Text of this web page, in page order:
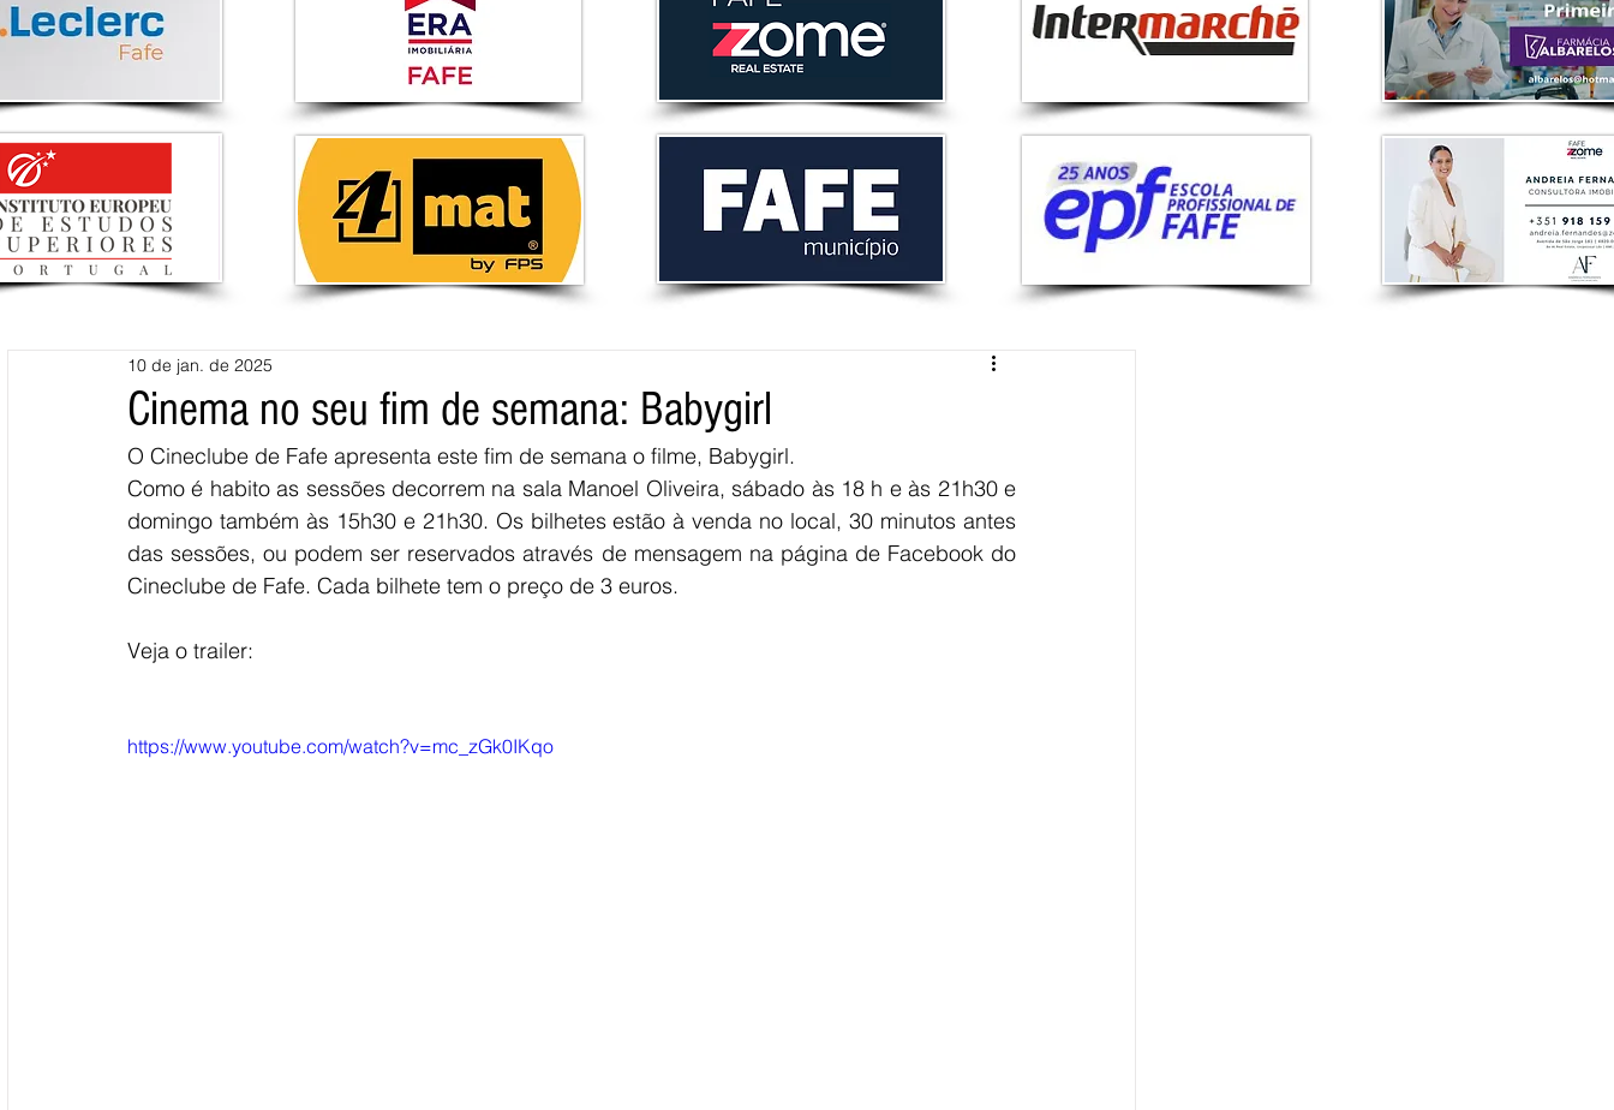
Cinema no seu fim de semana: Babygirl
10 de jan. de 2025
O Cineclube de Fafe apresenta este fim de semana o filme, Babygirl.
Como é habito as sessões decorrem na sala Manoel Oliveira, sábado às 18 h e às 21h30 e
domingo também às 15h30 e 21h30. Os bilhetes estão à venda no local, 30 minutos antes
das sessões, ou podem ser reservados através de mensagem na página de Facebook do
Cineclube de Fafe. Cada bilhete tem o preço de 3 euros.
Veja o trailer:
https://www.youtube.com/watch?v=mc_zGk0IKqo